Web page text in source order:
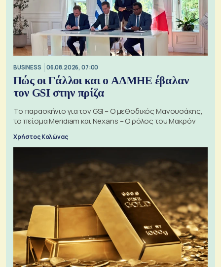
BUSINESS 06.08.2026, 07:00
Πώς οι Γάλλοι και ο ΑΔΜΗΕ έβαλαν
τον GSI στην πρίζα
Το παρασκήνιο για τον GSI – Ο μεθοδικός Μανουσάκης,
το πείσμα Meridiam και Nexans – Ο ρόλος του Μακρόν
Χρήστος Κολώνας